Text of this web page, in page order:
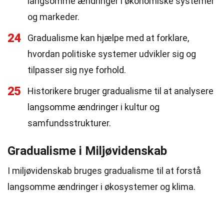
og markeder.
24
Gradualisme kan hjælpe med at forklare,
hvordan politiske systemer udvikler sig og
tilpasser sig nye forhold.
25
Historikere bruger gradualisme til at analysere
langsomme ændringer i kultur og
samfundsstrukturer.
Gradualisme i Miljøvidenskab
I miljøvidenskab bruges gradualisme til at forstå
langsomme ændringer i økosystemer og klima.